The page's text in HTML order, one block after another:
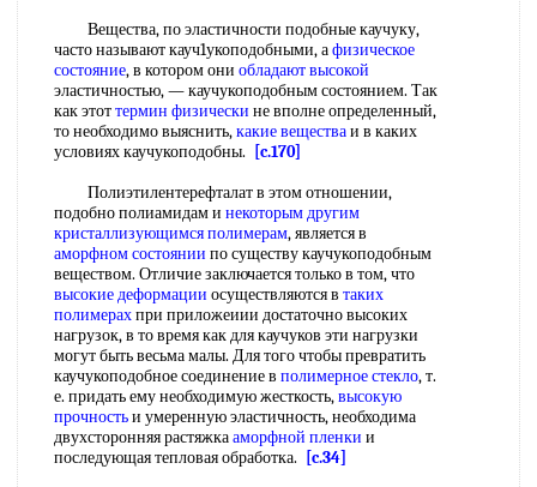
Вещества, по эластичности подобные каучуку,
часто называют кауч1укоподобными, афизическое
состояние, в котором они обладают высокой
эластичностью, — каучукоподобным состоянием. Так
как этоттермин физически не вполне определенный,
то необходимо выяснить,какие веществаи в каких
условиях каучукоподобны.
[c.170]
Полиэтилентерефталат в этом отношении,
подобно полиамидам и некоторым другим
кристаллизующимся полимерам, является в
аморфном состоянии по существу каучукоподобным
веществом. Отличие заключается только в том, что
высокие деформации осуществляются в таких
полимерахпри приложеиии достаточно высоких
нагрузок, в то время как для каучуков эти нагрузки
могут быть весьма малы. Для того чтобы превратить
каучукоподобное соединение в полимерное стекло, т.
е. придать ему необходимую жесткость,высокую
прочностьи умеренную эластичность, необходима
двухсторонняя растяжкааморфной пленки и
последующая тепловая обработка.
[c.34]